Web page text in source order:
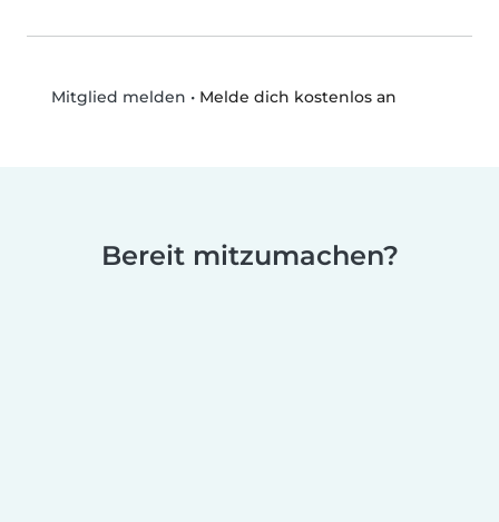
Mitglied melden • Melde dich kostenlos an
Bereit mitzumachen?